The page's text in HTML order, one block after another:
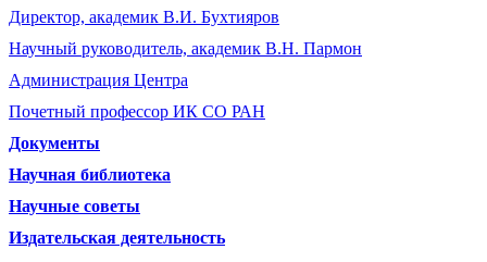
Директор, академик В.И. Бухтияров
Научный руководитель, академик В.Н. Пармон
Администрация Центра
Почетный профессор ИК СО РАН
Документы
Научная библиотека
Научные советы
Издательская деятельность